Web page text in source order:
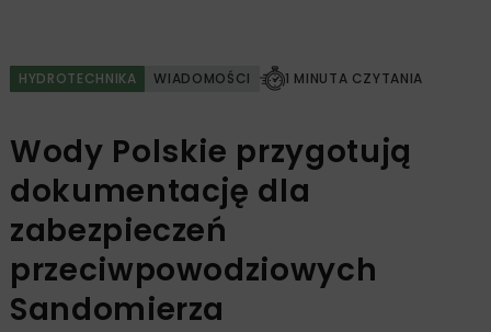
HYDROTECHNIKA WIADOMOŚCI 1 MINUTA CZYTANIA
Wody Polskie przygotują
dokumentację dla
zabezpieczeń
przeciwpowodziowych
Sandomierza